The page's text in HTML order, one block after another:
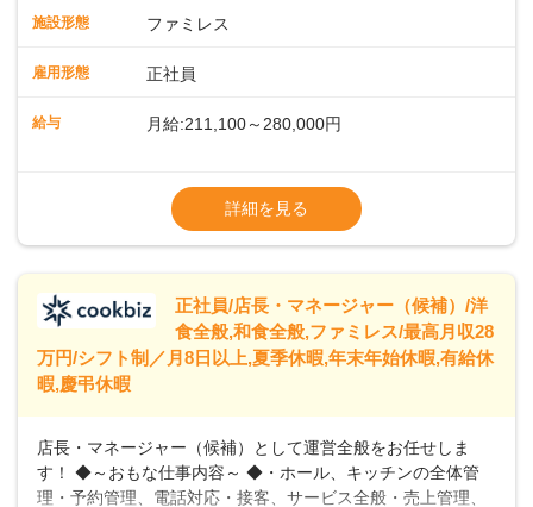
スタッフの働きやすさをサポートしています。配膳ロボット
や歩行数が約40%も削減されました！また、配膳ロボットに
なDX（デジタルトランスフォーメーション）の取り組みを進
います。私たちは、多様な働き方を提供し、ライフステージ
に合わせた柔軟な勤務時間や働きやすい環境を整えていま
います。
施設形態 ファミレス
雇用形態 正社員
給与 月給:211,100～280,000円
※残業代全額支給
※経験に応じて応相談①ナショナル社員：月
給245,800円～②エリア社員 ：月給
詳細を見る
正社員/店長・マネージャー（候補）/洋
食全般,和食全般,ファミレス/最高月収28
万円/シフト制／月8日以上,夏季休暇,年末年始休暇,有給休
暇,慶弔休暇
店長・マネージャー（候補）として運営全般をお任せしま
す！ ◆～おもな仕事内容～ ◆・ホール、キッチンの全体管
理・予約管理、電話対応・接客、サービス全般・売上管理、